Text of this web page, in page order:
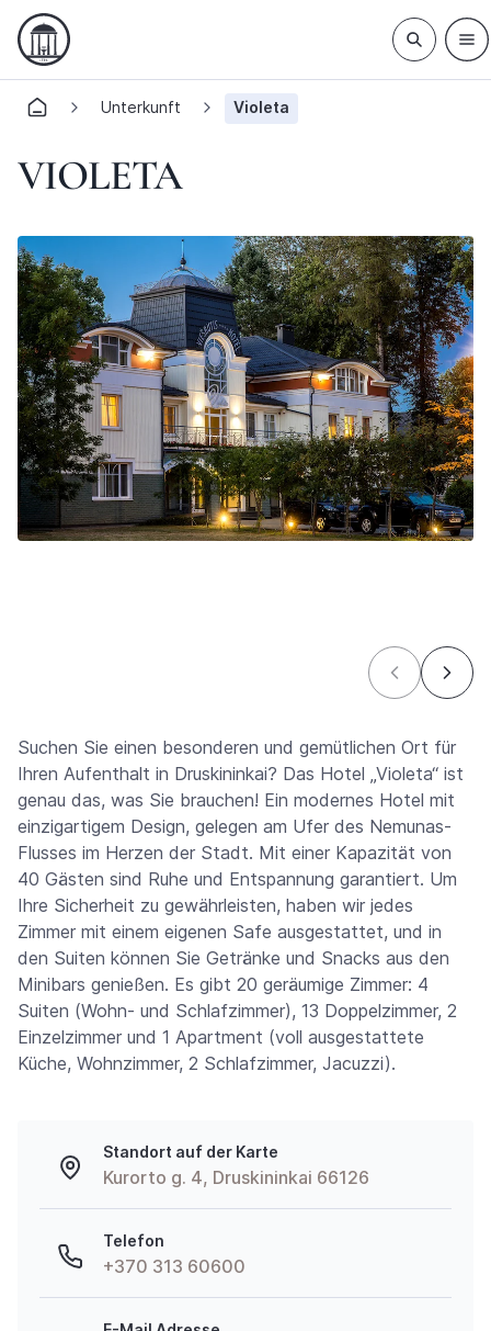
Unterkunft Violeta
VIOLETA
Suchen Sie einen besonderen und gemütlichen Ort für
Ihren Aufenthalt in Druskininkai? Das Hotel „Violeta“ ist
genau das, was Sie brauchen! Ein modernes Hotel mit
einzigartigem Design, gelegen am Ufer des Nemunas-
Flusses im Herzen der Stadt. Mit einer Kapazität von
40 Gästen sind Ruhe und Entspannung garantiert. Um
Ihre Sicherheit zu gewährleisten, haben wir jedes
Zimmer mit einem eigenen Safe ausgestattet, und in
den Suiten können Sie Getränke und Snacks aus den
Minibars genießen. Es gibt 20 geräumige Zimmer: 4
Suiten (Wohn- und Schlafzimmer), 13 Doppelzimmer, 2
Einzelzimmer und 1 Apartment (voll ausgestattete
Küche, Wohnzimmer, 2 Schlafzimmer, Jacuzzi).
Standort auf der Karte
Kurorto g. 4, Druskininkai 66126
Telefon
+370 313 60600